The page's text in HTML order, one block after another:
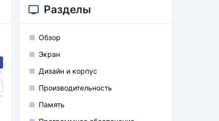
Разделы
Обзор
Экран
Дизайн и корпус
Производительность
Память